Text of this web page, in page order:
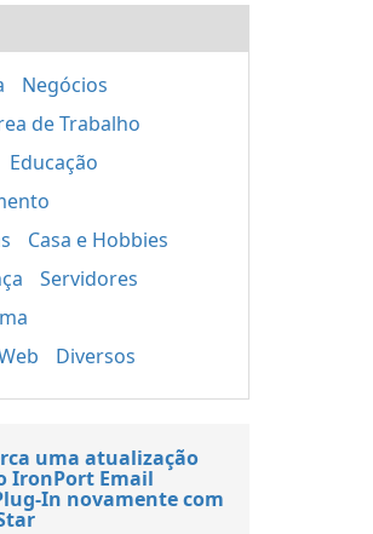
Negócios
de Trabalho
Educação
Casa e Hobbies
Servidores
Diversos
uma atualização
IronPort Email
In novamente com